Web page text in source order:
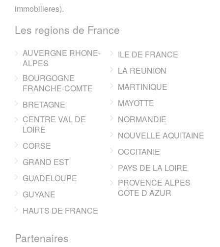
immobilieres).
Les regions de France
AUVERGNE RHONE-
ALPES
BOURGOGNE
FRANCHE-COMTE
BRETAGNE
CENTRE VAL DE
LOIRE
CORSE
GRAND EST
GUADELOUPE
GUYANE
HAUTS DE FRANCE
ILE DE FRANCE
LA REUNION
MARTINIQUE
MAYOTTE
NORMANDIE
NOUVELLE AQUITAINE
OCCITANIE
PAYS DE LA LOIRE
PROVENCE ALPES
COTE D AZUR
Partenaires